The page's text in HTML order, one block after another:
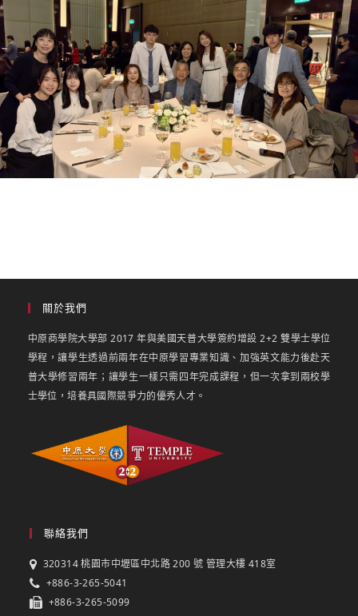
關於我們
中原商學院大學部 2017 年與美國天普大學簽約增設 2+2 雙學士學位
學程，讓學生透過前兩年在中原學習專業知識、加強英文能力後赴天
普大學修習兩年；讓學生一樣只需四年完成課程，但一次拿到兩校學
士學位，培養具國際競爭力的優秀人才。
聯絡我們
320314 桃園市中壢區中北路 200 號 管理大樓 418室
+886-3-265-5041
+886-3-265-5099